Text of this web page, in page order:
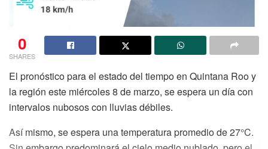
0
SHARES
El pronóstico para el estado del tiempo en Quintana Roo y
la región este miércoles 8 de marzo, se espera un día con
intervalos nubosos con lluvias débiles.
Así mismo, se espera una temperatura promedio de 27°C.